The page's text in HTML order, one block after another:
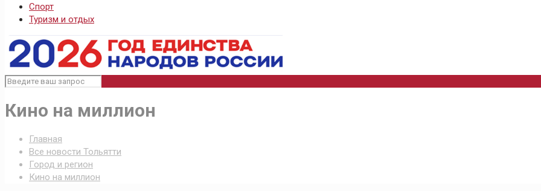
Спорт
Туризм и отдых
Кино на миллион
Главная
Все новости Тольятти
Город и регион
Кино на миллион